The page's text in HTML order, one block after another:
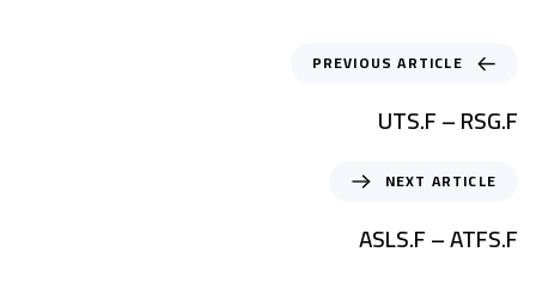
PREVIOUS ARTICLE
UTS.F – RSG.F
NEXT ARTICLE
ASLS.F – ATFS.F